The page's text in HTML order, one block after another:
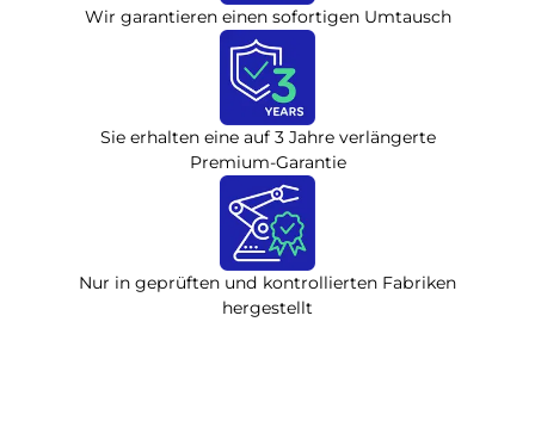
Wir garantieren einen sofortigen Umtausch
Sie erhalten eine auf 3 Jahre verlängerte
Premium-Garantie
Nur in geprüften und kontrollierten Fabriken
hergestellt